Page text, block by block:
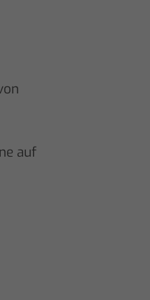
auf